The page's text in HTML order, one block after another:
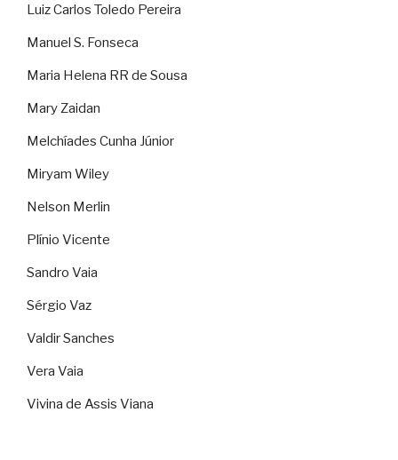
Luiz Carlos Toledo Pereira
Manuel S. Fonseca
Maria Helena RR de Sousa
Mary Zaidan
Melchíades Cunha Júnior
Miryam Wiley
Nelson Merlin
Plínio Vicente
Sandro Vaia
Sérgio Vaz
Valdir Sanches
Vera Vaia
Vivina de Assis Viana